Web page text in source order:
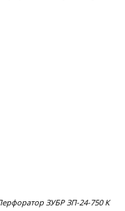
ЗУБР ЗП-24-750 К